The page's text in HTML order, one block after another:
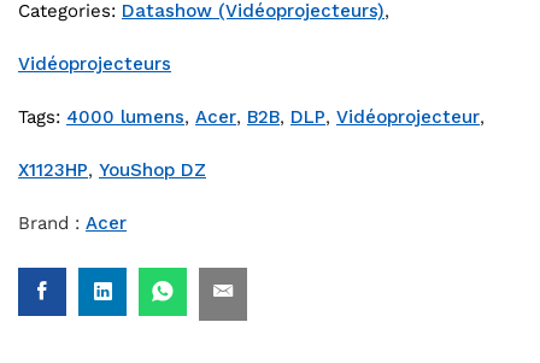
Categories: Datashow (Vidéoprojecteurs),
Vidéoprojecteurs
Tags: 4000 lumens, Acer, B2B, DLP, Vidéoprojecteur,
X1123HP, YouShop DZ
Brand : Acer